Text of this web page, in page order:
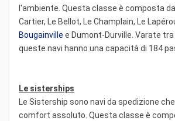
l'ambiente. Questa classe è composta
Cartier, Le Bellot, Le Champlain, Le
Bougainville e Dumont-Durville. Varate tra
queste navi hanno una capacità di 184
Le sisterships
Le Sistership sono navi da spedizione
comfort assoluto. Questa classe è